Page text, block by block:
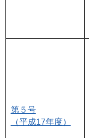
第５号
（平成17年度）